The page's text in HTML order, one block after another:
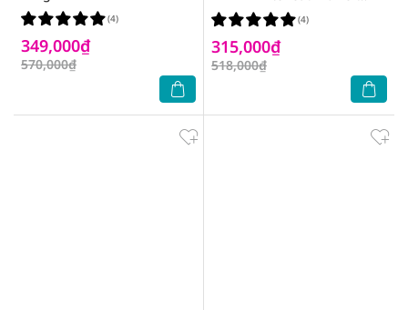
349,000₫
570,000₫
(4)
Liquid 100ml
315,000₫
518,000₫
(4)